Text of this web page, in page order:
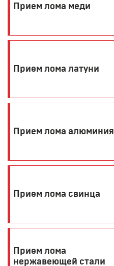
Прием лома меди
Прием лома латуни
Прием лома алюминия
Прием лома свинца
Прием лома
нержавеющей стали